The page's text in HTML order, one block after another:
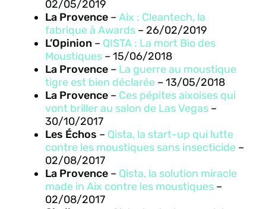
02/05/2019
La Provence– Aix : Cleantech, la
fabrique à Awards– 26/02/2019
L’Opinion– QISTA : La mort Bio des
Moustiques– 15/06/2018
La Provence– La guerre au moustique
tigre est bien déclarée– 13/05/2018
La Provence– Ces pépites aixoises qui
vont briller au salon de Las Vegas–
30/10/2017
Les Échos – Qista, la start-up qui lutte
contre les moustiques sans insecticide–
02/08/2017
La Provence– Qista, la solution miracle
made in Aix contre les moustiques–
02/08/2017